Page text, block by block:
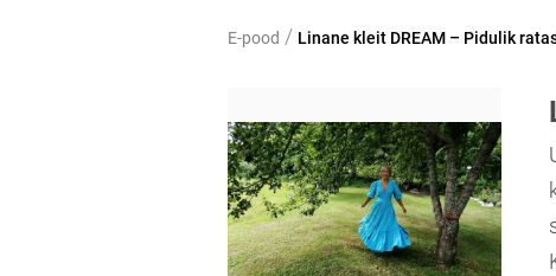
E-pood / Linane kleit DREAM – Pidulik